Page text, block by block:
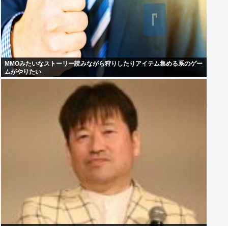
MMOみたいなストーリー読みながら狩りしたりアイテム集める系のゲー
ムがやりたい